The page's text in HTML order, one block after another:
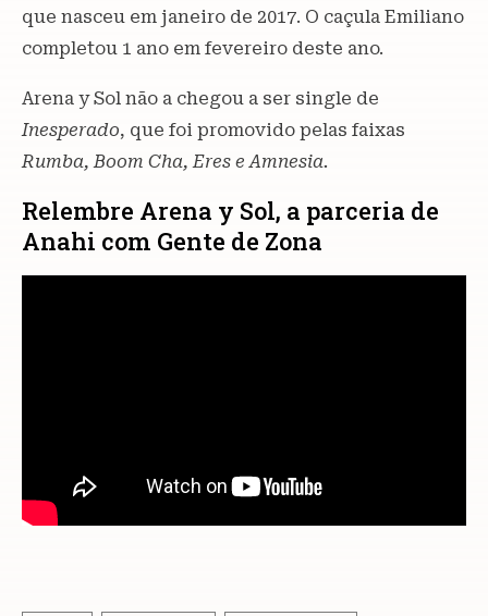
que nasceu em janeiro de 2017. O caçula Emiliano
completou 1 ano em fevereiro deste ano.
Arena y Sol não a chegou a ser single de
Inesperado, que foi promovido pelas faixas
Rumba, Boom Cha, Eres e Amnesia.
Relembre Arena y Sol, a parceria de
Anahi com Gente de Zona